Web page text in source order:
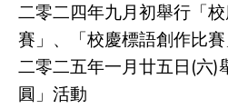
二零二四年九月初舉行「
賽」、「校慶標語創作比賽
二零二五年一月廿五日(六)
圓」活動